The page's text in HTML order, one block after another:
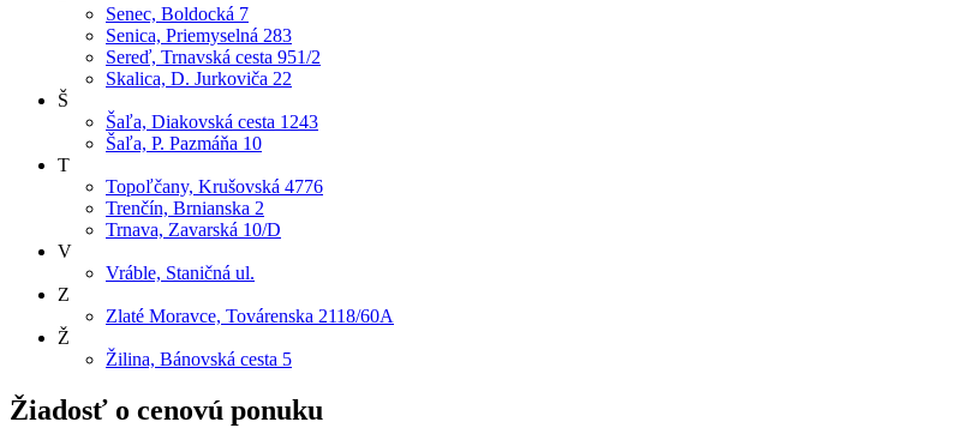
Senec, Boldocká 7
Senica, Priemyselná 283
Sereď, Trnavská cesta 951/2
Skalica, D. Jurkoviča 22
Š
Šaľa, Diakovská cesta 1243
Šaľa, P. Pazmáňa 10
T
Topoľčany, Krušovská 4776
Trenčín, Brnianska 2
Trnava, Zavarská 10/D
V
Vráble, Staničná ul.
Z
Zlaté Moravce, Továrenska 2118/60A
Ž
Žilina, Bánovská cesta 5
Žiadosť o cenovú ponuku